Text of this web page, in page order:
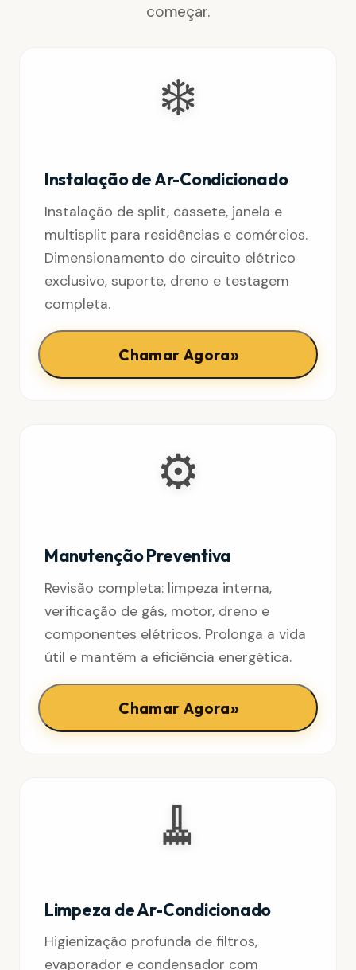
começar.
❄️
Instalação de Ar-Condicionado
Instalação de split, cassete, janela e
multisplit para residências e comércios.
Dimensionamento do circuito elétrico
exclusivo, suporte, dreno e testagem
completa.
Chamar Agora»
⚙️
Manutenção Preventiva
Revisão completa: limpeza interna,
verificação de gás, motor, dreno e
componentes elétricos. Prolonga a vida
útil e mantém a eficiência energética.
Chamar Agora»
🧹
Limpeza de Ar-Condicionado
Higienização profunda de filtros,
evaporador e condensador com